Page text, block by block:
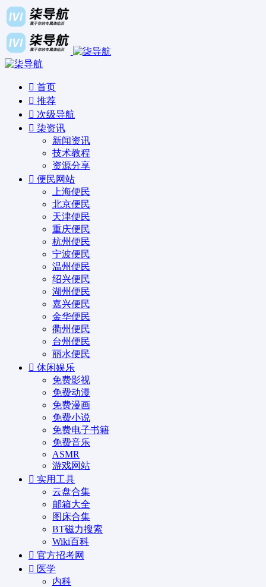
首页
推荐
次级导航
柒资讯
新闻资讯
技术教程
资源分享
便民网站
上海便民
北京便民
天津便民
重庆便民
杭州便民
宁波便民
温州便民
绍兴便民
湖州便民
嘉兴便民
金华便民
衢州便民
台州便民
丽水便民
休闲娱乐
免费影视
免费动漫
免费漫画
免费小说
免费电子书籍
免费音乐
ASMR
游戏网站
实用工具
云盘合集
邮箱大全
图床合集
BT磁力搜索
Wiki百科
官方招考网
医学
内科